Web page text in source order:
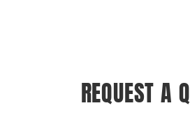
REQUEST A